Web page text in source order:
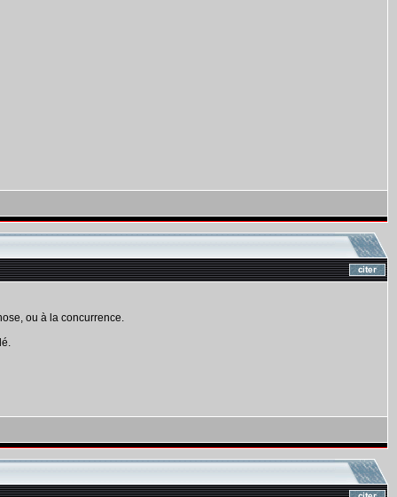
ou à la concurrence.